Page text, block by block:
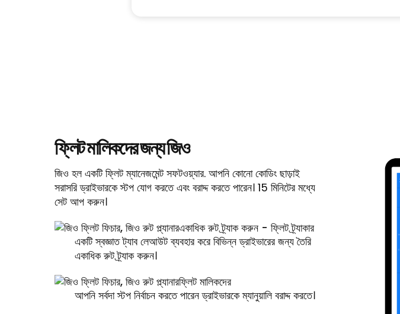
ফ্লিট মালিকদের জন্যজিও
জিও হল একটিফ্লিট ম্যানেজমেন্ট সফটওয়্যার. আপনি কোনো কোডিং ছাড়াই
সরাসরি ড্রাইভারকে স্টপ যোগ করতে এবং বরাদ্দ করতে পারেন। 15 মিনিটের মধ্যে
সেট আপ করুন।
একাধিক রুট ট্র্যাক করুন - ফ্লিট ট্র্যাকার
একটি স্বজ্ঞাত ট্যাব লেআউট ব্যবহার করে বিভিন্ন ড্রাইভারের জন্য তৈরি
একাধিক রুট ট্র্যাক করুন।
ফ্লিট মালিকদের
আপনি সর্বদা স্টপ নির্বাচন করতে পারেন ড্রাইভারকে ম্যানুয়ালি বরাদ্দ করতে।